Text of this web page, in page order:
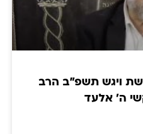
ויגש תשפ״ב הרב
ה' אלעד